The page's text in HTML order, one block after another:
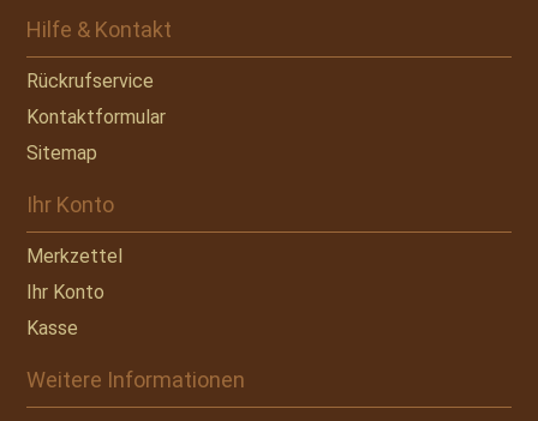
Hilfe & Kontakt
Rückrufservice
Kontaktformular
Sitemap
Ihr Konto
Merkzettel
Ihr Konto
Kasse
Weitere Informationen